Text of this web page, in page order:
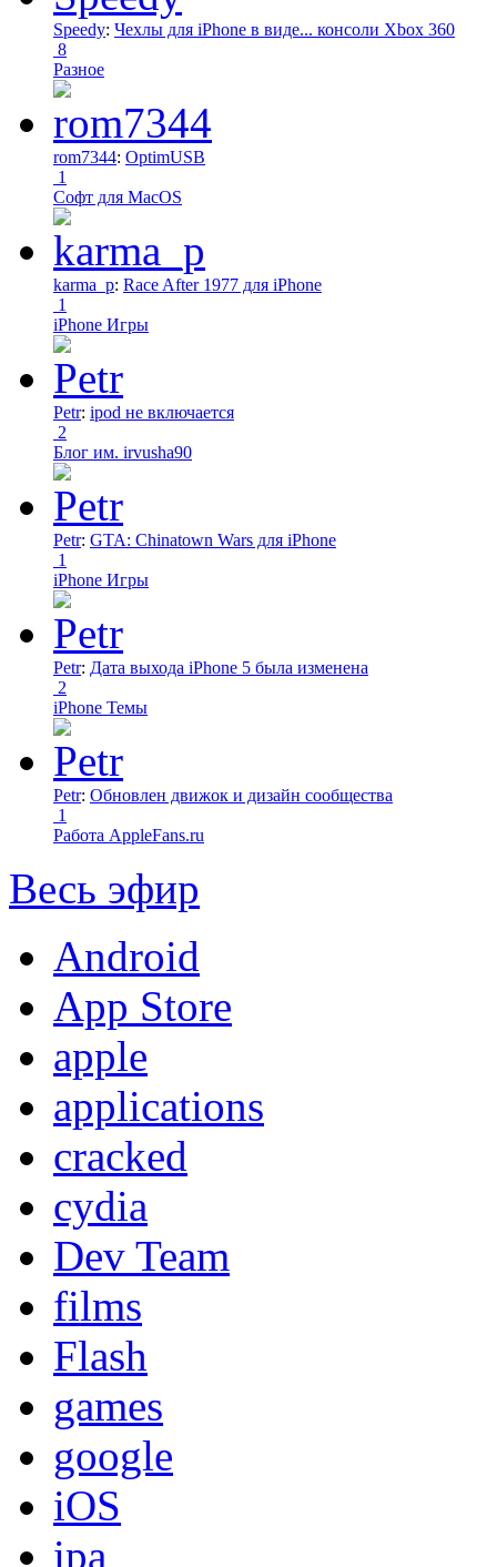
Speedy: Чехлы для iPhone в виде... консоли Xbox 360
8
Разное
rom7344: OptimUSB
1
Софт для MacOS
karma_p: Race After 1977 для iPhone
1
iPhone Игры
Petr: ipod не включается
2
Блог им. irvusha90
Petr: GTA: Chinatown Wars для iPhone
1
iPhone Игры
Petr: Дата выхода iPhone 5 была изменена
2
iPhone Темы
Petr: Обновлен движок и дизайн сообщества
1
Работа AppleFans.ru
Весь эфир
Android
App Store
apple
applications
cracked
cydia
Dev Team
films
Flash
games
google
iOS
ipa